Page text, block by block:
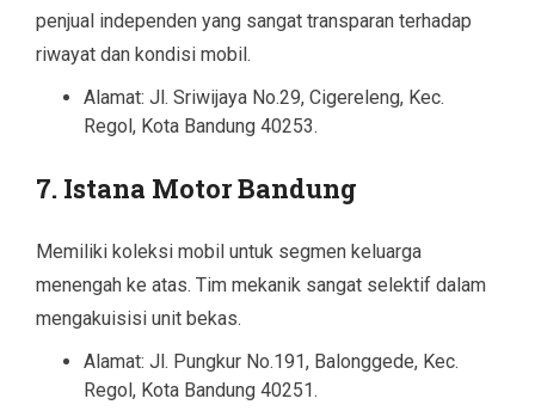
penjual independen yang sangat transparan terhadap
riwayat dan kondisi mobil.
Alamat: Jl. Sriwijaya No.29, Cigereleng, Kec.
Regol, Kota Bandung 40253.
7. Istana Motor Bandung
Memiliki koleksi mobil untuk segmen keluarga
menengah ke atas. Tim mekanik sangat selektif dalam
mengakuisisi unit bekas.
Alamat: Jl. Pungkur No.191, Balonggede, Kec.
Regol, Kota Bandung 40251.